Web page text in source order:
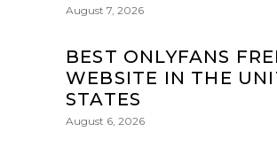
August 7, 2026
BEST ONLYFANS
WEBSITE IN THE
STATES
August 6, 2026